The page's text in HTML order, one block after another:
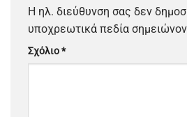
Η ηλ. διεύθυνση σας δεν
υποχρεωτικά πεδία
Σχόλιο*